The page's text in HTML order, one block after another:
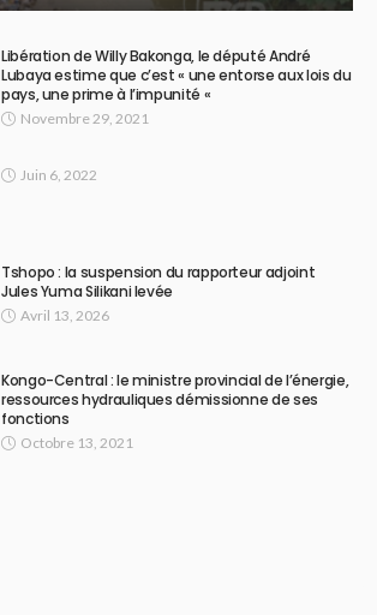
Libération de Willy Bakonga, le député André
Lubaya estime que c’est « une entorse aux lois du
pays, une prime à l’impunité «
Novembre 29, 2021
Juin 6, 2022
Tshopo : la suspension du rapporteur adjoint
Jules Yuma Silikani levée
Avril 13, 2026
Kongo-Central : le ministre provincial de l’énergie,
ressources hydrauliques démissionne de ses
fonctions
Octobre 13, 2021